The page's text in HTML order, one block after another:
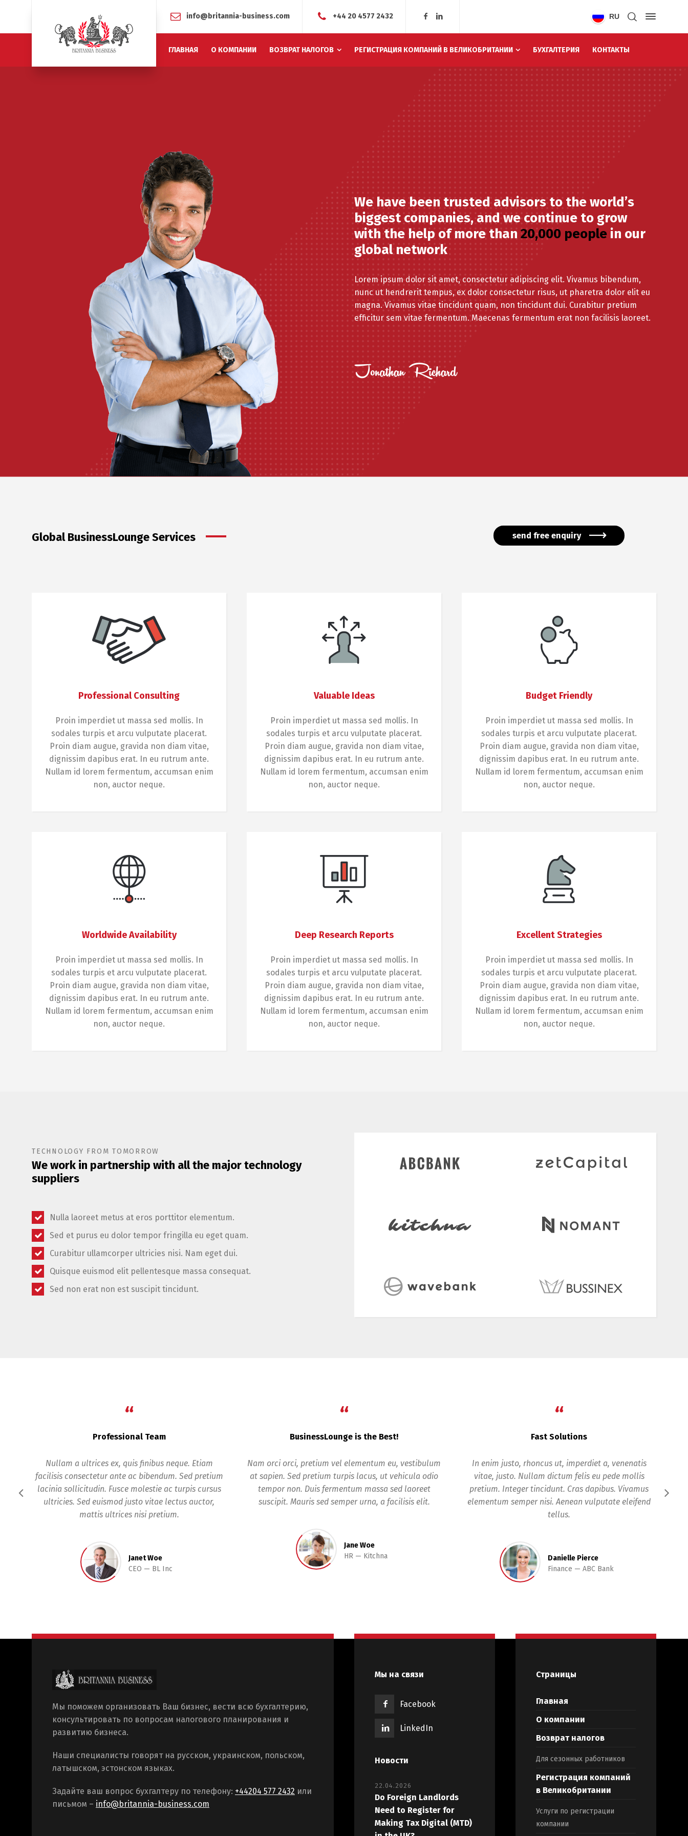
info@britannia-business.com +44 20 4577 2432 RU
ГЛАВНАЯ О КОМПАНИИ ВОЗВРАТ НАЛОГОВ РЕГИСТРАЦИЯ КОМПАНИЙ В ВЕЛИКОБРИТАНИИ БУХГАЛТЕРИЯ КОНТАКТЫ
We have been trusted advisors to the world’s
biggest companies, and we continue to grow
with the help of more than 20,000 people in our
global network
Lorem ipsum dolor sit amet, consectetur adipiscing elit. Vivamus bibendum,
nunc ut hendrerit tempus, ex dolor consectetur risus, ut pharetra dolor elit eu
magna. Vivamus vitae tincidunt quam, non tincidunt dui. Curabitur pretium
efficitur sem vitae fermentum. Maecenas fermentum erat non facilisis laoreet.
Global BusinessLounge Services send free enquiry
Professional Consulting
Proin imperdiet ut massa sed mollis. In
sodales turpis et arcu vulputate placerat.
Proin diam augue, gravida non diam vitae,
dignissim dapibus erat. In eu rutrum ante.
Nullam id lorem fermentum, accumsan enim
non, auctor neque.
Valuable Ideas
Proin imperdiet ut massa sed mollis. In
sodales turpis et arcu vulputate placerat.
Proin diam augue, gravida non diam vitae,
dignissim dapibus erat. In eu rutrum ante.
Nullam id lorem fermentum, accumsan enim
non, auctor neque.
Budget Friendly
Proin imperdiet ut massa sed mollis. In
sodales turpis et arcu vulputate placerat.
Proin diam augue, gravida non diam vitae,
dignissim dapibus erat. In eu rutrum ante.
Nullam id lorem fermentum, accumsan enim
non, auctor neque.
Worldwide Availability
Proin imperdiet ut massa sed mollis. In
sodales turpis et arcu vulputate placerat.
Proin diam augue, gravida non diam vitae,
dignissim dapibus erat. In eu rutrum ante.
Nullam id lorem fermentum, accumsan enim
non, auctor neque.
Deep Research Reports
Proin imperdiet ut massa sed mollis. In
sodales turpis et arcu vulputate placerat.
Proin diam augue, gravida non diam vitae,
dignissim dapibus erat. In eu rutrum ante.
Nullam id lorem fermentum, accumsan enim
non, auctor neque.
Excellent Strategies
Proin imperdiet ut massa sed mollis. In
sodales turpis et arcu vulputate placerat.
Proin diam augue, gravida non diam vitae,
dignissim dapibus erat. In eu rutrum ante.
Nullam id lorem fermentum, accumsan enim
non, auctor neque.
TECHNOLOGY FROM TOMORROW
We work in partnership with all the major technology
suppliers
Nulla laoreet metus at eros porttitor elementum.
Sed et purus eu dolor tempor fringilla eu eget quam.
Curabitur ullamcorper ultricies nisi. Nam eget dui.
Quisque euismod elit pellentesque massa consequat.
Sed non erat non est suscipit tincidunt.
BusinessLounge is the Best!
Nam orci orci, pretium vel elementum eu, vestibulum
at sapien. Sed pretium turpis lacus, ut vehicula odio
tempor non. Duis fermentum massa sed laoreet
suscipit. Mauris sed semper urna, a facilisis elit.
HR
Fast Solutions
In enim justo, rhoncus ut, imperdiet a, venenatis
vitae, justo. Nullam dictum felis eu pede mollis
pretium. Integer tincidunt. Cras dapibus. Vivamus
elementum semper nisi. Aenean vulputate eleifend
Danielle Pierce
100% Recommended
Donec quam felis, ultricies nec, pellentesque eu,
pretium quis, sem. Nulla consequat massa quis enim.
Donec pede justo, fringilla vel, aliquet nec, vulputate
eget, arcu.
CTO
Bank Capital
Мы поможем организовать Ваш бизнес, вести всю бухгалтерию,
консультировать по вопросам налогового планирования и
развитию бизнеса.
Наши специалисты говорят на русском, украинском, польском,
латышском, эстонском языках.
Задайте ваш вопрос бухгалтеру по телефону: +44204 577 2432 или
письмом – info@britannia-business.com
Мы на связи
Facebook
LinkedIn
Новости
22.04.2026
Do Foreign Landlords
Need to Register for
Making Tax Digital (MTD)
Страницы
Главная
О компании
Возврат налогов
Для сезонных работников
Регистрация компаний
в Великобритании
Услуги по регистрации
компании
Switch The Language
Русский English Українська